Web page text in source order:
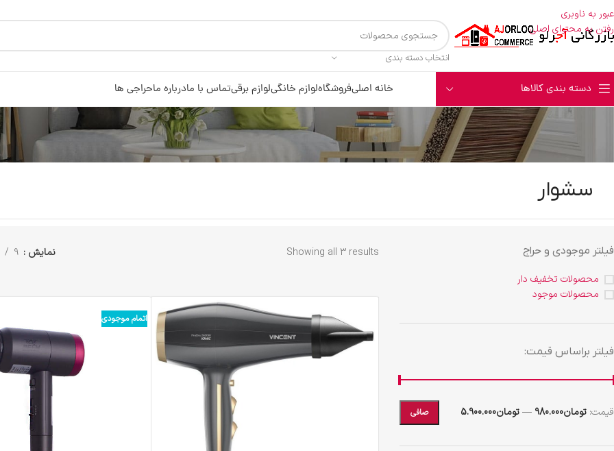
عبور به ناوبری
رفتن به محتوای اصلی
انتخاب دسته بندی
دسته بندی کالاها خانه اصلیفروشگاهلوازم خانگیلوازم برقیتماس با مادرباره ماحراجی ها
سشوار
فیلتر موجودی و حراج
محصولات تخفیف دار
محصولات موجود
فیلتر براساس قیمت:
صافی قيمت: تومان980.000 —تومان5.900.000
Showing all 3 results نمایش 9
اتمام موجودی